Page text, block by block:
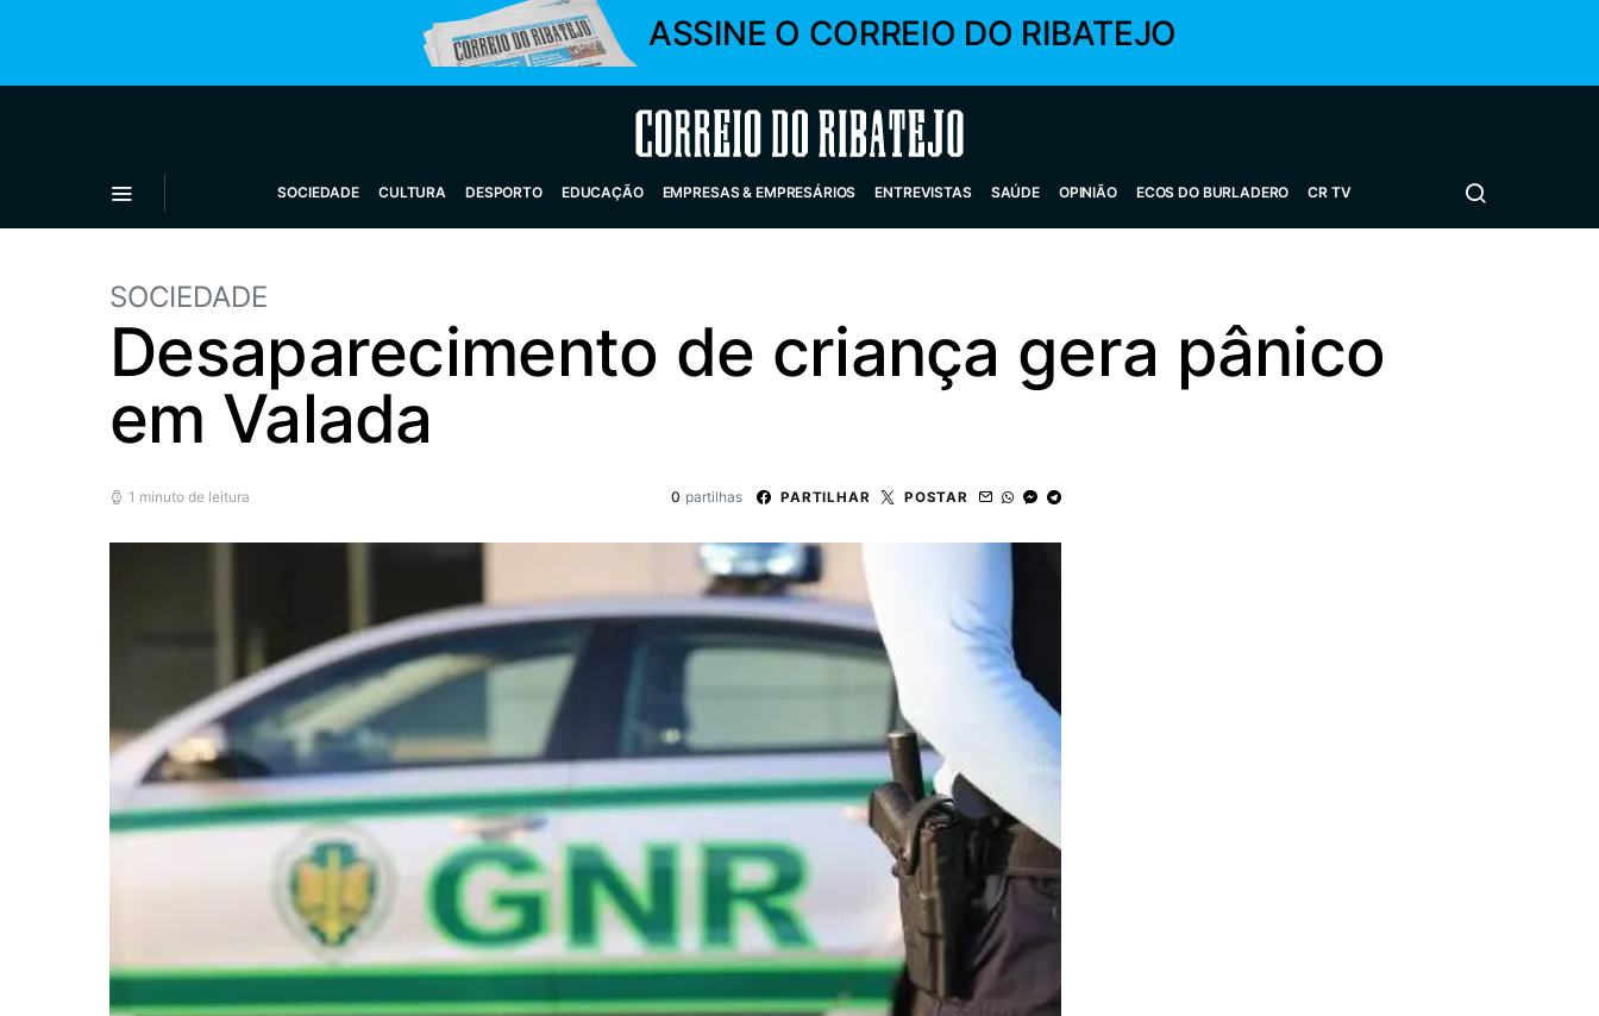
ASSINE O CORREIO DO RIBATEJO
Correio do Ribatejo
SOCIEDADE CULTURA DESPORTO EDUCAÇÃO EMPRESAS & EMPRESÁRIOS ENTREVISTAS SAÚDE OPINIÃO ECOS DO BURLADERO CR TV
SOCIEDADE
Desaparecimento de criança gera pânico
em Valada
1 minuto de leitura 0 partilhas PARTILHAR POSTAR